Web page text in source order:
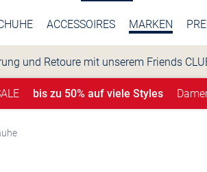
ACCESSOIRES MARKEN
und Retoure mit unserem Friends
bis zu 50% auf viele Styles